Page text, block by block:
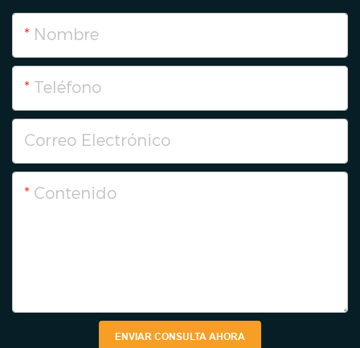
Nombre
Teléfono
Correo Electrónico
Contenido
ENVIAR CONSULTA AHORA